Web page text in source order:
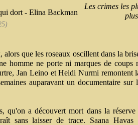
Les crimes les
que les roseaux oscillent dans la
homme ne porte ni marques de coups
Jan Leino et Heidi Nurmi remontent
auparavant un documentaire
qu'on a découvert mort dans la
sans laisser de trace. Saana